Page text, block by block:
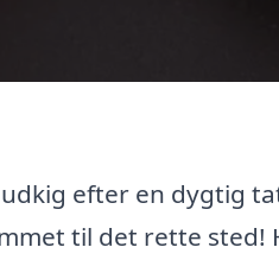
efter en dygtig
til det rette sted!